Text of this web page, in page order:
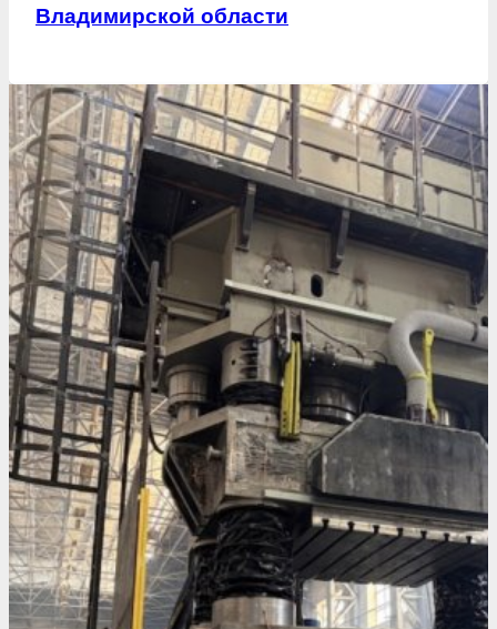
Владимирской области